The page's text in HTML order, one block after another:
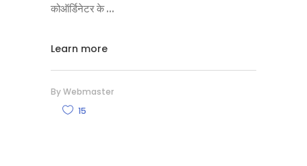
कोऑर्डिनेटर के
Learn more
ByWebmaster
15